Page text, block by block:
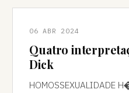
06 ABR 2024
Quatro
Dick
HOMOSSEXUALIDADE H� críticos que não